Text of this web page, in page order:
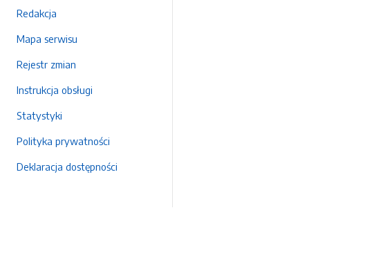
Redakcja
Mapa serwisu
Rejestr zmian
Instrukcja obsługi
Statystyki
Polityka prywatności
Deklaracja dostępności